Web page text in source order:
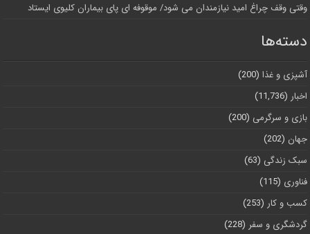
وقتی وقف چراغ امید نیازمندان می شود/ موقوفه ای پای بیماران کلیوی ایستاد
دسته‌ها
آشپزی و غذا (200)
اخبار (11,736)
بازی و سرگرمی (200)
جهان (202)
سبک زندگی (63)
فناوری (115)
کسب و کار (253)
گردشگری و سفر (228)